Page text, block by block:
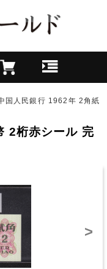
国人民銀行 1962年 2角紙
2桁赤シール 完
>